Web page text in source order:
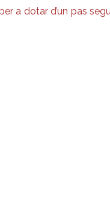
a dotar d’un pas